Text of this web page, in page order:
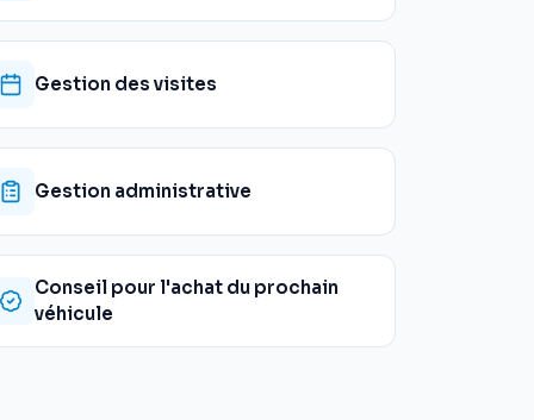
Gestion des visites
Gestion administrative
Conseil pour l'achat du prochain
véhicule